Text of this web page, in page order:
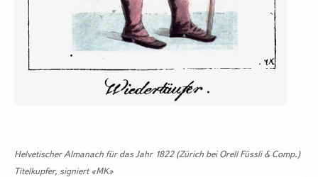
Helvetischer Almanach für das Jahr 1822 (Zürich bei Orell Füssli & Comp.)
Titelkupfer, signiert «MK»